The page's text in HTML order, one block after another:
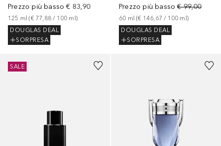
Prezzo più basso € 83,90
125 ml (€ 77,88 / 100 ml )
DOUGLAS DEAL
SORPRESA
Prezzo più basso € 99,00
60 ml (€ 146,67 / 100 ml)
DOUGLAS DEAL
SORPRESA
SALE